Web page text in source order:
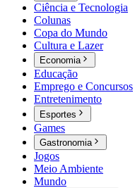
Ciência e Tecnologia
Colunas
Copa do Mundo
Cultura e Lazer
Economia
Educação
Emprego e Concursos
Entretenimento
Esportes
Games
Gastronomia
Jogos
Meio Ambiente
Mundo